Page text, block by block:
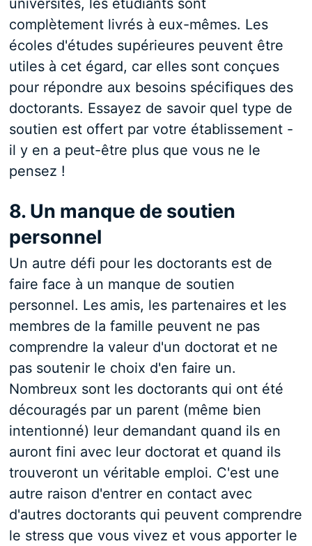
universités, les étudiants sont
complètement livrés à eux-mêmes. Les
écoles d'études supérieures peuvent être
utiles à cet égard, car elles sont conçues
pour répondre aux besoins spécifiques des
doctorants. Essayez de savoir quel type de
soutien est offert par votre établissement -
il y en a peut-être plus que vous ne le
pensez !
8. Un manque de soutien
personnel
Un autre défi pour les doctorants est de
faire face à un manque de soutien
personnel. Les amis, les partenaires et les
membres de la famille peuvent ne pas
comprendre la valeur d'un doctorat et ne
pas soutenir le choix d'en faire un.
Nombreux sont les doctorants qui ont été
découragés par un parent (même bien
intentionné) leur demandant quand ils en
auront fini avec leur doctorat et quand ils
trouveront un véritable emploi. C'est une
autre raison d'entrer en contact avec
d'autres doctorants qui peuvent comprendre
le stress que vous vivez et vous apporter le